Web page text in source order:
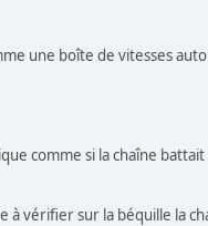
une boîte de vitesses
comme si la chaîne
à vérifier sur la béquille la